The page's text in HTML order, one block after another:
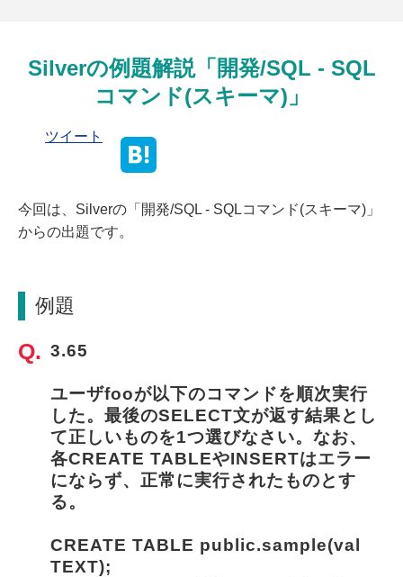
Silverの例題解説「開発/SQL - SQL
コマンド(スキーマ)」
ツイート
今回は、Silverの「開発/SQL - SQLコマンド(スキーマ)」
からの出題です。
例題
3.65
ユーザfooが以下のコマンドを順次実行
した。最後のSELECT文が返す結果とし
て正しいものを1つ選びなさい。なお、
各CREATE TABLEやINSERTはエラー
にならず、正常に実行されたものとす
る。
CREATE TABLE public.sample(val
TEXT);